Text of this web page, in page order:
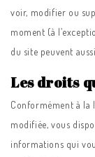
voir, modifier ou
moment (à
du site peuvent
Les droits
Conformément à la
modifiée, vous
informations qui